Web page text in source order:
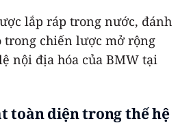
lắp ráp trong nước, đánh
trong chiến lược mở rộng
nội địa hóa của BMW tại
toàn diện trong thế hệ